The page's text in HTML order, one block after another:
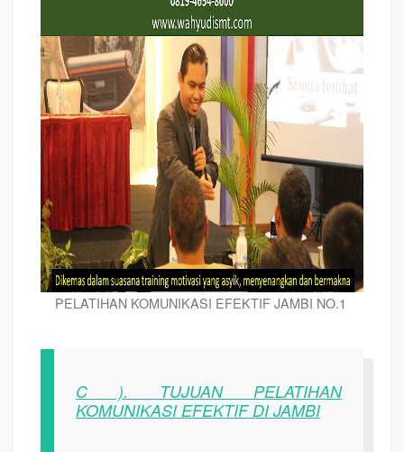
PELATIHAN KOMUNIKASI EFEKTIF JAMBI NO.1
C ). TUJUAN PELATIHAN
KOMUNIKASI EFEKTIF DI JAMBI